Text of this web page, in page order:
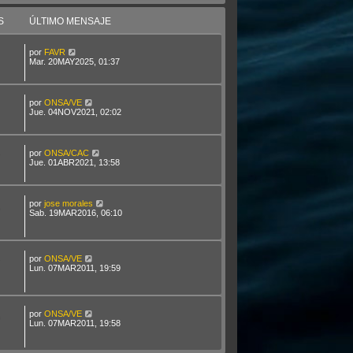
ÚLTIMO MENSAJE
por FAVR
Mar. 20MAY2025, 01:37
por ONSA/VE
Jue. 04NOV2021, 02:02
por ONSA/CAC
Jue. 01ABR2021, 13:58
por jose morales
Sab. 19MAR2016, 06:10
por ONSA/VE
Lun. 07MAR2011, 19:59
por ONSA/VE
Lun. 07MAR2011, 19:58